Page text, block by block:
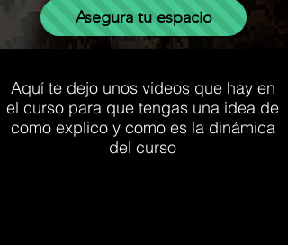
Asegura tu espacio
Aquí te dejo unos videos que hay en
el curso para que ​tengas una idea de
como explico y como es la dinámica
del curso